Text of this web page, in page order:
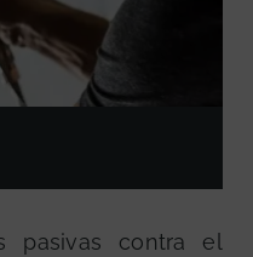
pasivas contra el